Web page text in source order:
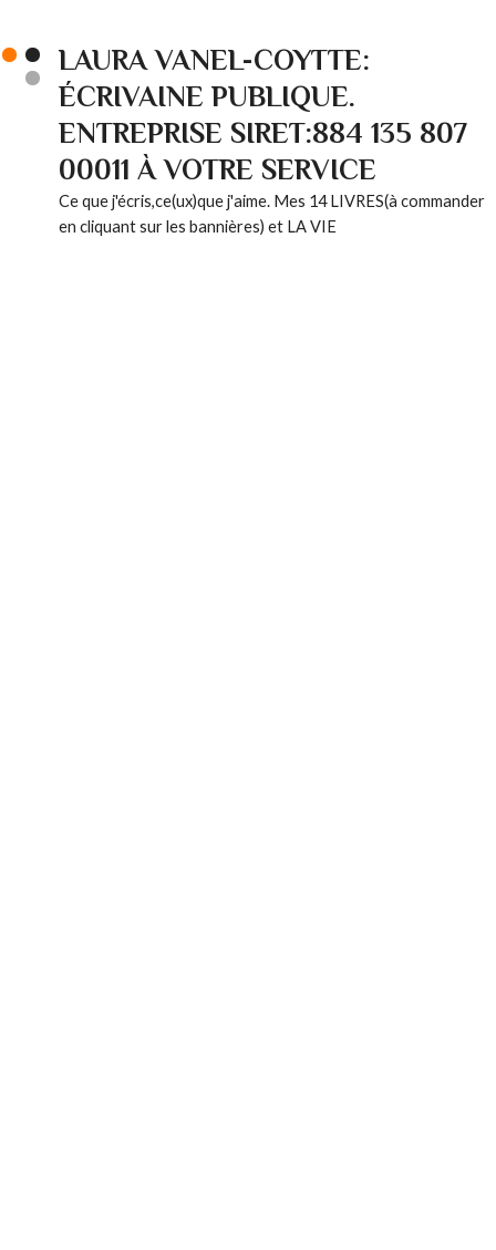
LAURA VANEL-COYTTE:
ÉCRIVAINE PUBLIQUE.
ENTREPRISE SIRET:884 135 807
00011 À VOTRE SERVICE
Ce que j'écris,ce(ux)que j'aime. Mes 14 LIVRES(à commander
en cliquant sur les bannières) et LA VIE